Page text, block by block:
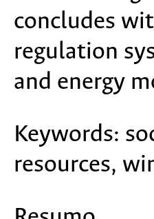
concludes
regulation
and energy
Keywords:
resources,